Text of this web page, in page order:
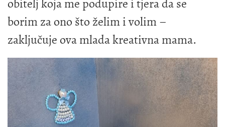
obitelj koja me podupire i tjera da se
borim za ono što želim i volim –
zaključuje ova mlada kreativna mama.